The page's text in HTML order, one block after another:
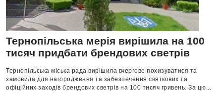
Тернопільська мерія вирішила на 100
тисяч придбати брендових светрів
Тернопільська міська рада вирішила вчергове похизуватися та
замовила для нагородження та забезпечення святкових та
офіційних заходів брендових светрів на 100 тисяч гривень. За цю...